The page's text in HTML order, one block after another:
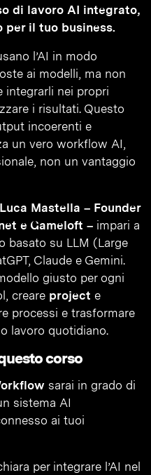
di lavoro AI integrato,
il tuo business.
l’AI in modo
ai modelli, ma non
integrarli nei propri
i risultati. Questo
incoerenti e
un vero workflow AI,
non un vantaggio
Luca Mastella – Founder
e Gameloft – impari a
basato su LLM (Large
Claude e Gemini.
giusto per ogni
creare project e
processi e trasformare
lavoro quotidiano.
corso
sarai in grado di
sistema AI
ai tuoi
per integrare l’AI nel